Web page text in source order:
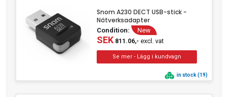
Snom A230 DECT USB-stick -
Nätverksadapter
Condition: New
SEK811.06,- excl. vat
in stock (19)